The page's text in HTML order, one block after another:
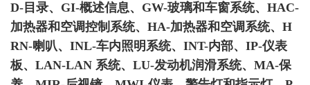
D-目录、GI-概述信息、GW-玻璃和车窗系统、HAC-
加热器和空调控制系统、HA-加热器和空调系统、H
RN-喇叭、INL-车内照明系统、INT-内部、IP-仪表
板、LAN-LAN 系统、LU-发动机润滑系统、MA-保